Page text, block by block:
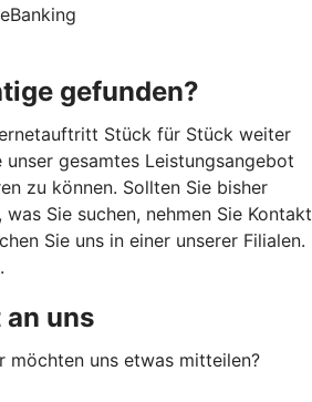
gefunden?
Stück für Stück weiter
unser gesamtes Leistungsangebot
zu können. Sollten Sie bisher
Sie suchen, nehmen Sie Kontakt
Sie uns in einer unserer Filialen.
uns
möchten uns etwas mitteilen?